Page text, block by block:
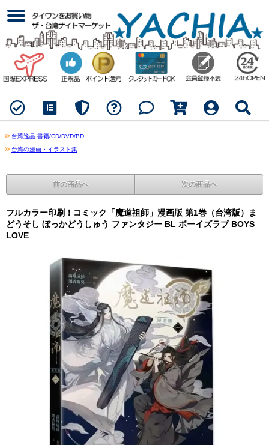
台湾逸品 書籍/CD/DVD/BD
台湾の漫画・イラスト集
前の商品へ 次の商品へ
フルカラー印刷！コミック「魔道祖師」漫画版 第1巻（台湾版）ま
どうそし ぼっかどうしゅう ファンタジー BL ボーイズラブ BOYS
LOVE